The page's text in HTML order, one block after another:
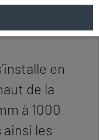
en
de la
à 1000
les